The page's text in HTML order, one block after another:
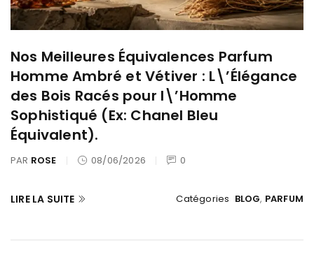
Nos Meilleures Équivalences Parfum
Homme Ambré et Vétiver : L\’Élégance
des Bois Racés pour l\’Homme
Sophistiqué (Ex: Chanel Bleu
Équivalent).
PAR ROSE 08/06/2026 0
Catégories BLOG, PARFUM
LIRE LA SUITE